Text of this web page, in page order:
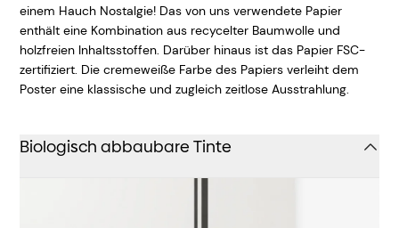
einem Hauch Nostalgie! Das von uns verwendete Papier
enthält eine Kombination aus recycelter Baumwolle und
holzfreien Inhaltsstoffen. Darüber hinaus ist das Papier FSC-
zertifiziert. Die cremeweiße Farbe des Papiers verleiht dem
Poster eine klassische und zugleich zeitlose Ausstrahlung.
Biologisch abbaubare Tinte